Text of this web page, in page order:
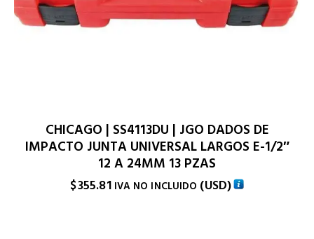
CHICAGO | SS4113DU | JGO DADOS DE
IMPACTO JUNTA UNIVERSAL LARGOS E-1/2″
12 A 24MM 13 PZAS
$355.81 IVA NO INCLUIDO (USD)